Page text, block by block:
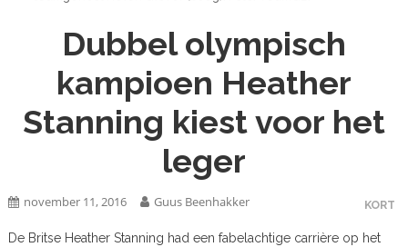
Dubbel olympisch
kampioen Heather
Stanning kiest voor het
leger
KORT
november 11, 2016 Guus Beenhakker
De Britse Heather Stanning had een fabelachtige carrière op het